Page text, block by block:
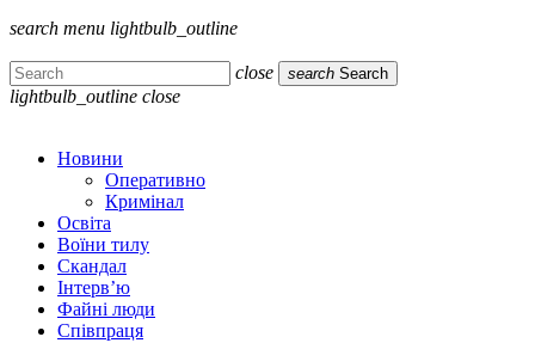
search menu lightbulb_outline
close search Search
lightbulb_outline close
Новини
Оперативно
Кримінал
Освіта
Воїни тилу
Скандал
Інтерв’ю
Файні люди
Співпраця